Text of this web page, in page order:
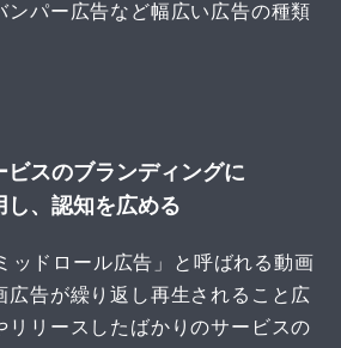
ンパー広告など幅広い広告の種類
ビスのブランディングに
し、認知を広める
ッドロール広告」と呼ばれる動画
広告が繰り返し再生されること広
リリースしたばかりのサービスの